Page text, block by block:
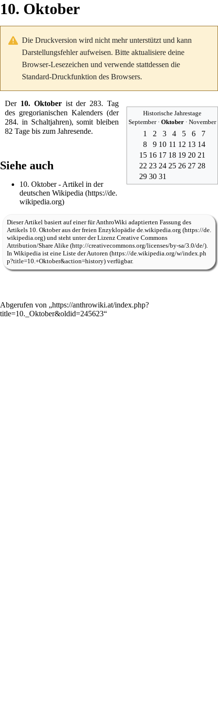
10. Oktober
Die Druckversion wird nicht mehr unterstützt und kann
Darstellungsfehler aufweisen. Bitte aktualisiere deine
Browser-Lesezeichen und verwende stattdessen die
Standard-Druckfunktion des Browsers.
Historische Jahrestage
September· Oktober · November
1 2 3 4 5 6
7
8
9 10 11 12 13 14
15 16 17 18 19 20 21
22 23 24 25 26 27 28
29 30 31
Der 10. Oktoberist der 283. Tag
des gregorianischen Kalenders (der
284. in Schaltjahren), somit bleiben
82 Tage bis zum Jahresende.
Siehe auch
10. Oktober- Artikel in der
deutschen Wikipedia
Dieser Artikel basiert auf einer fürAnthroWiki adaptierten Fassung des
Artikels 10. Oktoberaus der freien Enzyklopädie de.wikipedia.org
und steht unter der Lizenz Creative Commons
Attribution/Share Alike
.
In Wikipedia ist eine Liste der Autoren
verfügbar.
Abgerufen von „https://anthrowiki.at/index.php?
title=10._Oktober&oldid=245623“